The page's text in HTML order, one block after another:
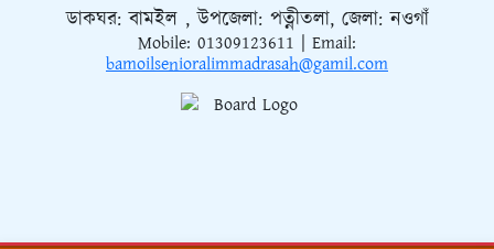
ডাকঘর: বামইল , উপজেলা: পত্নীতলা, জেলা: নওগাঁ
Mobile: 01309123611 | Email:
bamoilsenioralimmadrasah@gamil.com